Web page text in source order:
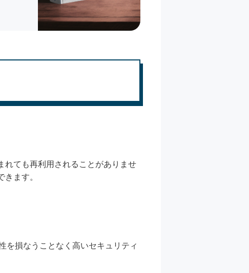
れても再利用されることがありませ
ます。
を損なうことなく高いセキュリティ